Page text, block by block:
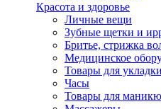
Красота и здоровье
Личные вещи
Зубные щетки и
Бритье, стрижка
Медицинское
Товары для
Часы
Товары для